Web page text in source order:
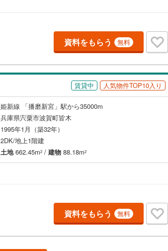
資料をもらう 無料
賃貸中 人気物件TOP10入り
姫新線 「播磨新宮」駅から35000m
兵庫県宍粟市波賀町皆木
1995年1月（築32年）
2DK/地上1階建
土地662.45m2 / 建物 88.18m2
資料をもらう 無料